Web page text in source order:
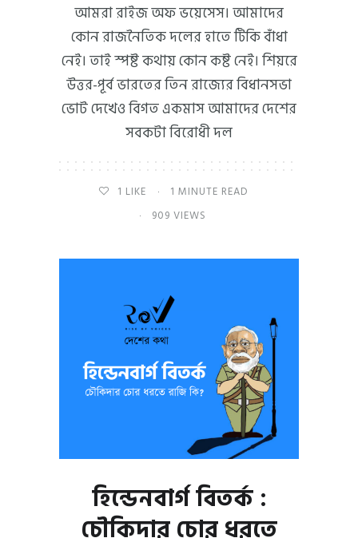
আমরা রাইজ অফ ভয়েসেস। আমাদের
কোন রাজনৈতিক দলের হাতে টিকি বাঁধা
নেই। তাই স্পষ্ট কথায় কোন কষ্ট নেই। শিয়রে
উত্তর-পূর্ব ভারতের তিন রাজ্যের বিধানসভা
ভোট দেখেও বিগত একমাস আমাদের দেশের
সবকটা বিরোধী দল
1 LIKE
1 MINUTE READ
909 VIEWS
হিন্ডেনবার্গ বিতর্ক :
চৌকিদার চোর ধরতে